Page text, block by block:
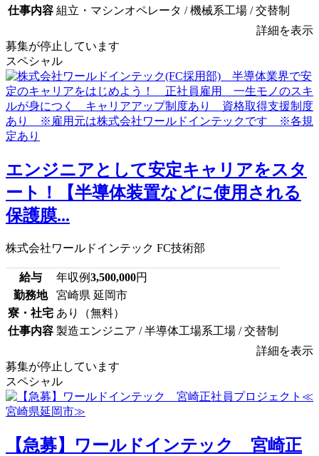
仕事内容 組立・マシンオペレータ / 機械系工場 / 交替制
詳細を表示
募集が停止しています
スペシャル
エンジニアとして安定キャリアをスタ
ート！【半導体装置などに使用される
保護膜...
株式会社ワールドインテック FC技術部
給与 年収例3,500,000円
勤務地
宮崎県 延岡市
寮・社宅 あり（無料）
仕事内容 製造エンジニア / 半導体工場系工場 / 交替制
詳細を表示
募集が停止しています
スペシャル
【急募】ワールドインテック 宮崎正